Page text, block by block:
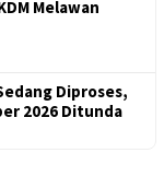
Melawan
Diproses,
2026 Ditunda